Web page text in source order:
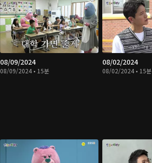
08/09/2024
08/09/2024 • 15분
08/02/2024
08/02/2024 • 15분